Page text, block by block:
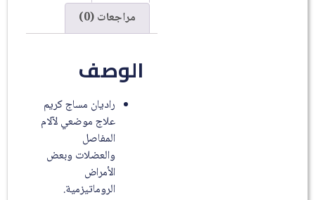
مراجعات (0)
الوصف
راديان مساج كريم
علاج موضعي لآلام
المفاصل
والعضلات وبعض
الأمراض
الروماتيزمية.